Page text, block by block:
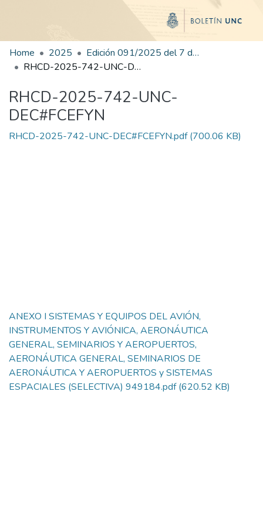
Home 2025
Edición 091/2025 del 7 de noviembre de 2025
RHCD-2025-742-UNC-DEC#FCEFYN
RHCD-2025-742-UNC-
DEC#FCEFYN
RHCD-2025-742-UNC-DEC#FCEFYN.pdf(700.06 KB)
ANEXO I SISTEMAS Y EQUIPOS DEL AVIÓN,
INSTRUMENTOS Y AVIÓNICA, AERONÁUTICA
GENERAL, SEMINARIOS Y AEROPUERTOS,
AERONÁUTICA GENERAL, SEMINARIOS DE
AERONÁUTICA Y AEROPUERTOS y SISTEMAS
ESPACIALES (SELECTIVA) 949184.pdf(620.52 KB)